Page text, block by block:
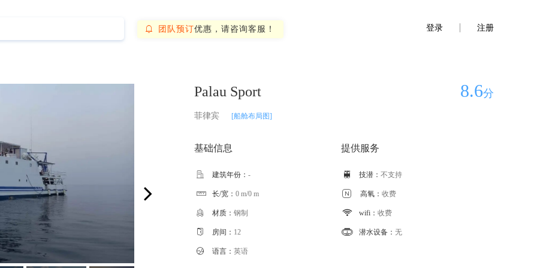
 团队预订优惠，请咨询客服！ 登录 注册
Palau Sport
菲律宾 [船舱布局图]
8.6分
基础信息
 建筑年份： -
 长/宽： 0 m/0 m
 材质： 钢制
 房间： 12
提供服务
 技潜： 不支持
 高氧： 收费
 wifi： 收费
 潜水设备： 无
 语言： 英语